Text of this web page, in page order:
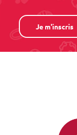
Je m'inscris